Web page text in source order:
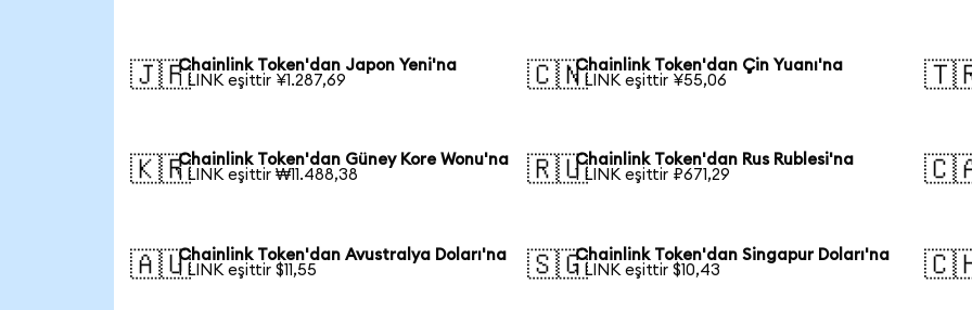
🇯🇵Chainlink Token'dan Japon Yeni'na
1 LINK eşittir ¥1.287,69
🇨🇳Chainlink Token'dan Çin Yuanı'na
1 LINK eşittir ¥55,06
🇰🇷Chainlink Token'dan Güney Kore Wonu'na
1 LINK eşittir ₩11.488,38
🇷🇺Chainlink Token'dan Rus Rublesi'na
1 LINK eşittir ₽671,29
🇦🇺Chainlink Token'dan Avustralya Doları'na
1 LINK eşittir $11,55
🇸🇬Chainlink Token'dan Singapur Doları'na
1 LINK eşittir $10,43